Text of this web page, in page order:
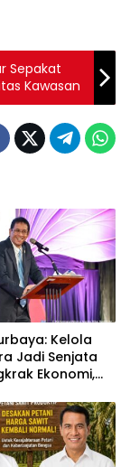
Sepakat
Kawasan
Kelola
Jadi Senjata
Ekonomi,